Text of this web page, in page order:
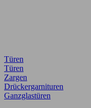
Türen
Türen
Zargen
Drückergarnituren
Ganzglastüren